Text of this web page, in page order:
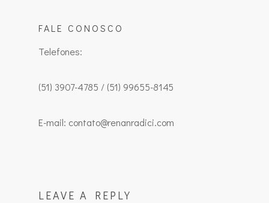
FALE CONOSCO
Telefones:
(51) 3907-4785 / (51) 99655-8145
E-mail: contato@renanradici.com
LEAVE A REPLY